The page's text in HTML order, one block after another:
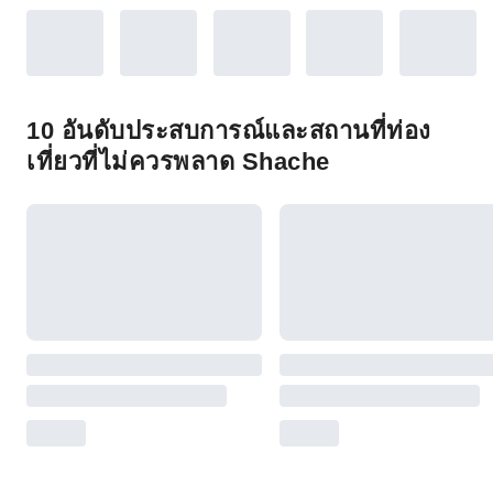
10 อันดับประสบการณ์และสถานที่ท่อง
เที่ยวที่ไม่ควรพลาด Shache